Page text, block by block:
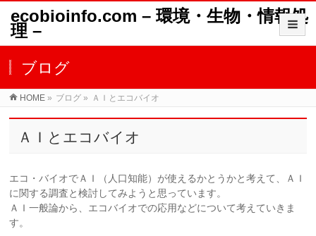
ecobioinfo.com – 環境・生物・情報処
理 –
ブログ
HOME » ブログ » ＡＩとエコバイオ
ＡＩとエコバイオ
エコ・バイオでＡＩ（人口知能）が使えるかとうかと考えて、ＡＩ
に関する調査と検討してみようと思っています。
ＡＩ一般論から、エコバイオでの応用などについて考えていきま
す。